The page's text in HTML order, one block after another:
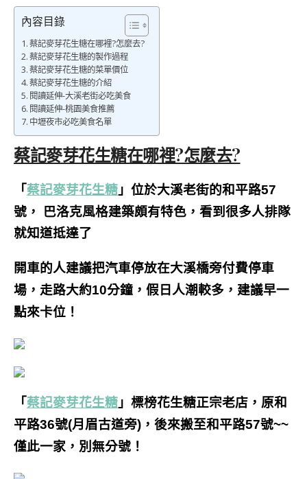
內容目錄
蔡記麥芽花生糖在哪裡?怎麼去?
蔡記麥芽花生糖的製作過程
蔡記麥芽花生糖的菜單價位
蔡記麥芽花生糖的介紹
閱讀延伸-大溪老街必吃美食
閱讀延伸-桃園美食推薦
中壢夜市必吃美食名單
蔡記麥芽花生糖在哪裡?怎麼去?
「蔡記麥芽花生糖 」位於大溪老街的和平路57
號，
巴洛克風格建築頗有特色，看到很多人排隊
就知道抵達了
開車的人建議把汽車停放在大溪橋旁付費停車
場，走路大約10分鐘，假日人潮較多，建議早一
點來卡位！
「蔡記麥芽花生糖 」標榜花生糖正宗老店，原和
平路36號(月眉古道旁)，後來搬至和平路57號~~
僅此一家，別無分號！